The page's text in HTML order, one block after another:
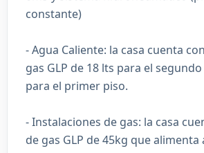
constante)
- Agua Caliente: la casa cuenta
gas GLP de 18 lts para el
para el primer piso.
- Instalaciones de gas: la casa
de gas GLP de 45kg que